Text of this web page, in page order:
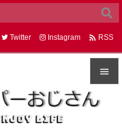


メニュ
Twitter Instagram  RSS